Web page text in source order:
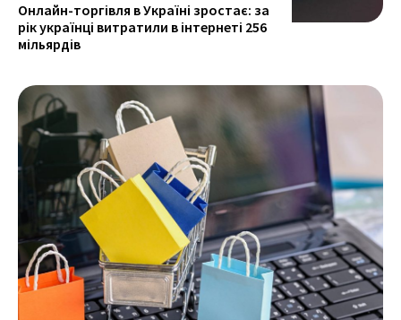
Онлайн-торгівля в Україні зростає: за
рік українці витратили в інтернеті 256
мільярдів